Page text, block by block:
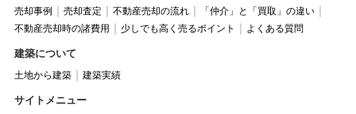
売却事例 売却査定 不動産売却の流れ
「仲介」と「買取」の違い
不動産売却時の諸費用
少しでも高く売るポイント よくある質問
建築について
土地から建築 建築実績
サイトメニュー